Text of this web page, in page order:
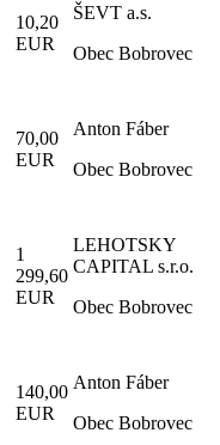
10,20
EUR
ŠEVT a.s.
Obec Bobrovec
70,00
EUR
Anton Fáber
Obec Bobrovec
1
299,60
EUR
LEHOTSKY
CAPITAL s.r.o.
Obec Bobrovec
140,00
EUR
Anton Fáber
Obec Bobrovec